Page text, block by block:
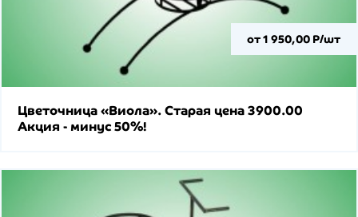
от 1 950,00 Р/шт
Цветочница «Виола». Старая цена 3900.00
Акция - минус 50%!